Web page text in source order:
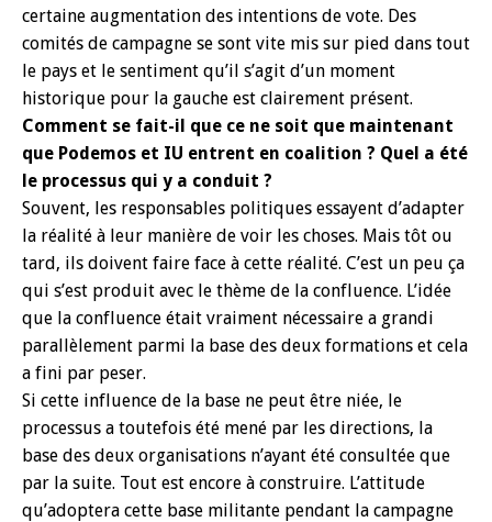
certaine augmentation des intentions de vote. Des
comités de campagne se sont vite mis sur pied dans tout
le pays et le sentiment qu’il s’agit d’un moment
historique pour la gauche est clairement présent.
Comment se fait-il que ce ne soit que maintenant
que Podemos et IU entrent en coalition ? Quel a été
le processus qui y a conduit ?
Souvent, les responsables politiques essayent d’adapter
la réalité à leur manière de voir les choses. Mais tôt ou
tard, ils doivent faire face à cette réalité. C’est un peu ça
qui s’est produit avec le thème de la confluence. L’idée
que la confluence était vraiment nécessaire a grandi
parallèlement parmi la base des deux formations et cela
a fini par peser.
Si cette influence de la base ne peut être niée, le
processus a toutefois été mené par les directions, la
base des deux organisations n’ayant été consultée que
par la suite. Tout est encore à construire. L’attitude
qu’adoptera cette base militante pendant la campagne